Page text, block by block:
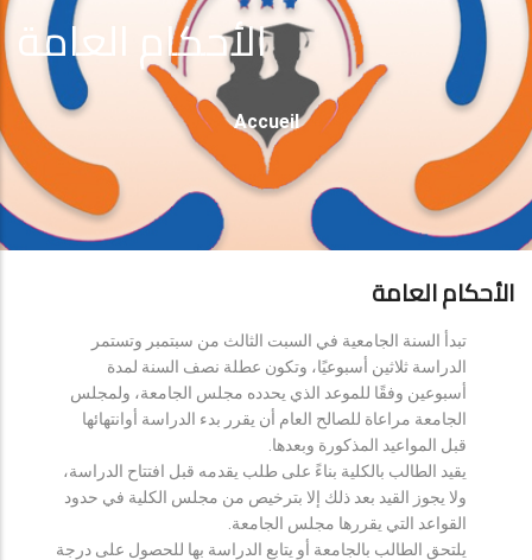
الأحكام العامة
Fil
D'Ariane
Accueil
الأحكام العامة
تبدأ السنة الجامعية في السبت الثالث من سبتمبر وتستمر
الدراسة ثلاثين أسبوعيًا، وتكون عطلة نصف السنة لمدة
أسبوعين وفقًا للموعد الذي يحدده مجلس الجامعة، ولمجلس
الجامعة مراعاة للصالح العام أن يقرر بدء الدراسة أوانتهائها
قبل المواعيد المذكورة وبعدها.
يقيد الطالب بالكلية بناءً على طلب يقدمه قبل افتتاح الدراسة،
ولا يجوز القيد بعد ذلك إلا بترخيص من مجلس الكلية في حدود
القواعد التي يقررها مجلس الجامعة.
يلتحق الطالب بالجامعة أو يتابع الدراسة بها للحصول على درجة